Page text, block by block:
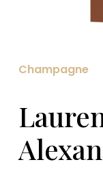
Champagne